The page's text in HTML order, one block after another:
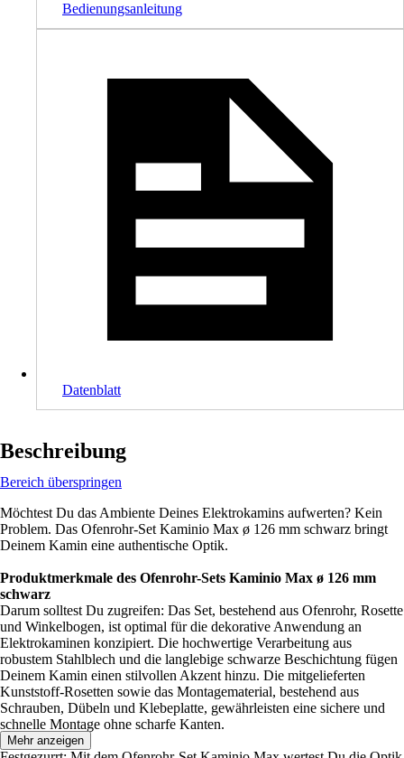
Bedienungsanleitung
Datenblatt
Beschreibung
Bereich überspringen
Möchtest Du das Ambiente Deines Elektrokamins aufwerten? Kein
Problem. Das Ofenrohr-Set Kaminio Max ø 126 mm schwarz bringt
Deinem Kamin eine authentische Optik.
Produktmerkmale des Ofenrohr-Sets Kaminio Max ø 126 mm
schwarz
Darum solltest Du zugreifen: Das Set, bestehend aus Ofenrohr, Rosette
und Winkelbogen, ist optimal für die dekorative Anwendung an
Elektrokaminen konzipiert. Die hochwertige Verarbeitung aus
robustem Stahlblech und die langlebige schwarze Beschichtung fügen
Deinem Kamin einen stilvollen Akzent hinzu. Die mitgelieferten
Kunststoff-Rosetten sowie das Montagematerial, bestehend aus
Schrauben, Dübeln und Klebeplatte, gewährleisten eine sichere und
schnelle Montage ohne scharfe Kanten.
Mehr anzeigen